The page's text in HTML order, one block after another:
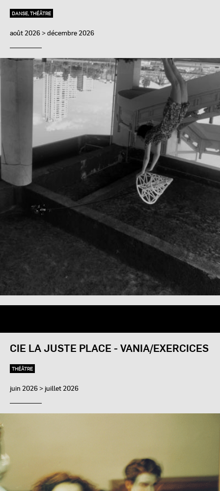
DANSE, THÉÂTRE
août 2026 > décembre 2026
CIE LA JUSTE PLACE - VANIA/EXERCICES
THÉÂTRE
juin 2026 > juillet 2026